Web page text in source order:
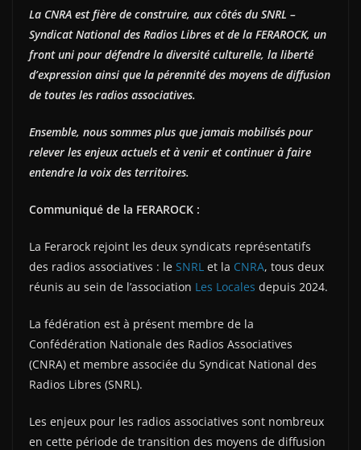
La CNRA est fière de construire, aux côtés du SNRL –
Syndicat National des Radios Libres et de la FERAROCK, un
front uni pour défendre la diversité culturelle, la liberté
d’expression ainsi que la pérennité des moyens de diffusion
de toutes les radios associatives.
Ensemble, nous sommes plus que jamais mobilisés pour
relever les enjeux actuels et à venir et continuer à faire
entendre la voix des territoires.
Communiqué de la FERAROCK :
La Ferarock rejoint les deux syndicats représentatifs
des radios associatives : le SNRL et la CNRA, tous deux
réunis au sein de l’association Les Locales depuis 2024.
La fédération est à présent membre de la
Confédération Nationale des Radios Associatives
(CNRA) et membre associée du Syndicat National des
Radios Libres (SNRL).
Les enjeux pour les radios associatives sont nombreux
en cette période de transition des moyens de diffusion